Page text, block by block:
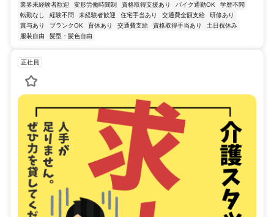
業界未経験者歓迎 変形労働時間制 資格取得支援あり バイク通勤OK
学歴不問
転勤なし
経験不問 未経験者歓迎 住宅手当あり 交通費全額支給
研修あり
賞与あり
ブランクOK 育休あり 交通費支給 資格取得手当あり
土日祝休み
服装自由
髪型・髪色自由
正社員